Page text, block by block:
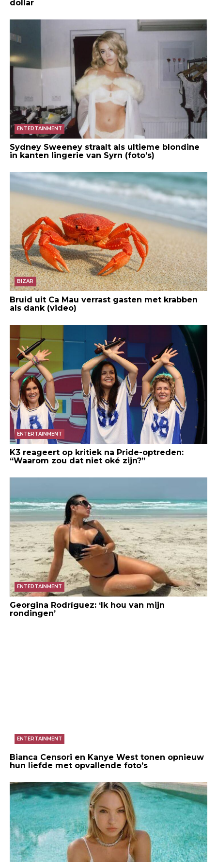
dollar
ENTERTAINMENT
Sydney Sweeney straalt als ultieme blondine
in kanten lingerie van Syrn (foto’s)
BIZAR
Bruid uit Ca Mau verrast gasten met krabben
als dank (video)
ENTERTAINMENT
K3 reageert op kritiek na Pride-optreden:
“Waarom zou dat niet oké zijn?”
ENTERTAINMENT
Georgina Rodríguez: ‘Ik hou van mijn
rondingen’
ENTERTAINMENT
Bianca Censori en Kanye West tonen opnieuw
hun liefde met opvallende foto’s